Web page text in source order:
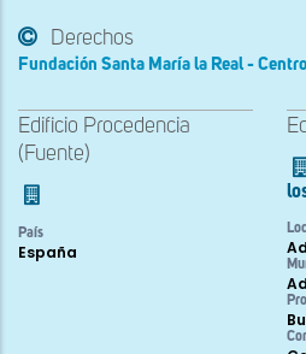
Derechos
Fundación Santa María la Real -
Edificio Procedencia
(Fuente)
País
España